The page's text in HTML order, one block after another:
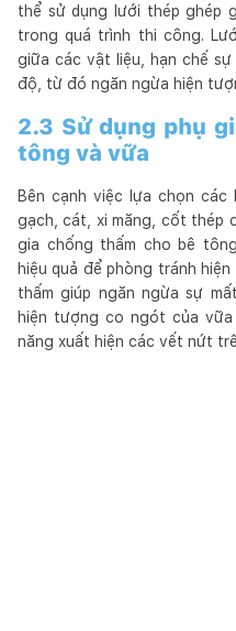
thể sử dụng lưới thép ghép
trong quá trình thi công.
giữa các vật liệu, hạn chế
độ, từ đó ngăn ngừa hiện
2.3 Sử dụng phụ
tông và vữa
Bên cạnh việc lựa chọn
gạch, cát, xi măng, cốt thép
gia chống thấm cho bê
hiệu quả để phòng tránh
thấm giúp ngăn ngừa sự
hiện tượng co ngót của
năng xuất hiện các vết nứt